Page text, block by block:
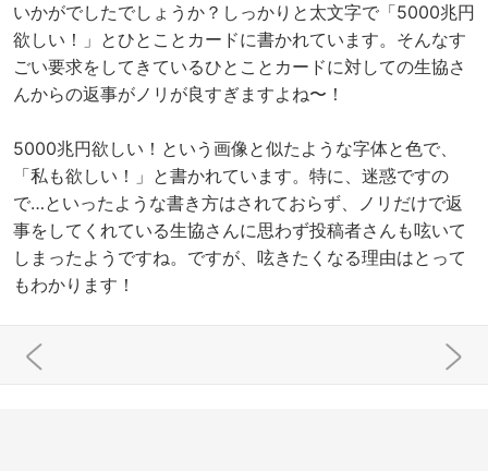
いかがでしたでしょうか？しっかりと太文字で「5000兆円
欲しい！」とひとことカードに書かれています。そんなす
ごい要求をしてきているひとことカードに対しての生協さ
んからの返事がノリが良すぎますよね〜！
5000兆円欲しい！という画像と似たような字体と色で、
「私も欲しい！」と書かれています。特に、迷惑ですの
で…といったような書き方はされておらず、ノリだけで返
事をしてくれている生協さんに思わず投稿者さんも呟いて
しまったようですね。ですが、呟きたくなる理由はとって
もわかります！